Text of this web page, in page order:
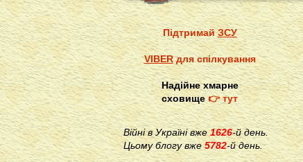
ПідтримайЗСУ
VIBERдля спілкування
Надійне хмарне
сховище👉 тут
Війні в Україні вже1626-й день.
Цьому блогу вже 5782-й день.